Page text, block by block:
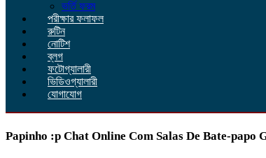
ভর্তি ফরম
পরীক্ষার ফলাফল
রুটিন
নোটিশ
ব্লগ
ফটোগ্যালারী
ভিডিওগ্যালারী
যোগাযোগ
Papinho :p Chat Online Com Salas De Bate-papo